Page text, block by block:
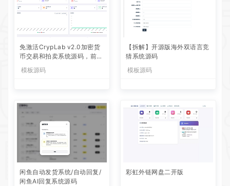
免激活CrypLab v2.0加密货
币交易和拍卖系统源码，前台
模板源码
【拆解】开源版海外双语言竞
猜系统源码
模板源码
闲鱼自动发货系统/自动回复/
闲鱼AI回复系统源码
彩虹外链网盘二开版